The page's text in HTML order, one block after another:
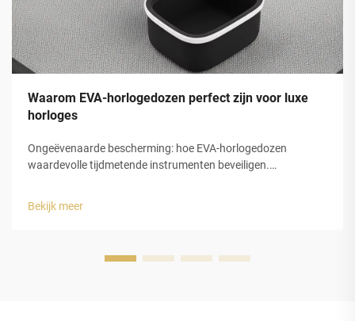
Waarom EVA-horlogedozen perfect zijn voor luxe
horloges
Ongeëvenaarde bescherming: hoe EVA-horlogedozen
waardevolle tijdmetende instrumenten beveiligen.
ethyleenvinylacetaat (EVA)-schuim biedt luxe horlogedozen
Bekijk meer